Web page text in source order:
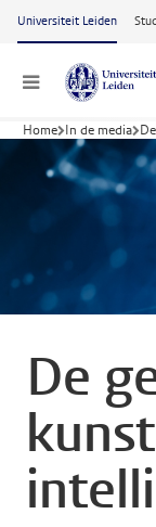
Ga naar
Universiteit Leiden
Menu
Home In de media
De